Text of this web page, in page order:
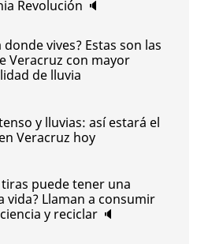
Revolución 🔈
donde vives? Estas son las
Veracruz con mayor
de lluvia
y lluvias: así estará el
Veracruz hoy
tiras puede tener una
vida? Llaman a consumir
y reciclar 🔈